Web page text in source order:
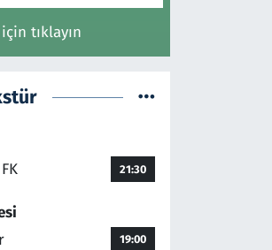
tıklayın
21:30
19:00